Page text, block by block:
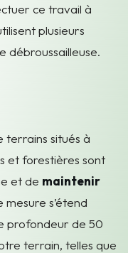
ce travail à
plusieurs
débroussailleuse.
terrains situés à
et forestières sont
et de maintenir
mesure s’étend
profondeur de 50
terrain, telles que